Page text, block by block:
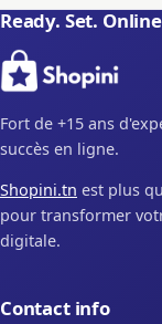
Ready. Set.
Fort de +15 ans
succès en ligne.
Shopini.tn est plus
pour transformer
digitale.
Contact info